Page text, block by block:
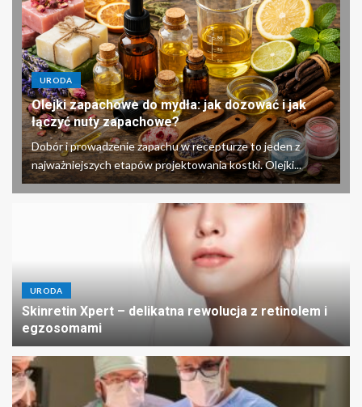
URODA
Olejki zapachowe do mydła: jak dozować i jak
łączyć nuty zapachowe?
Dobór i prowadzenie zapachu w recepturze to jeden z
najważniejszych etapów projektowania kostki. Olejki...
URODA
Skinretin Xpert – delikatna rewolucja z retinolem i
egzosomami